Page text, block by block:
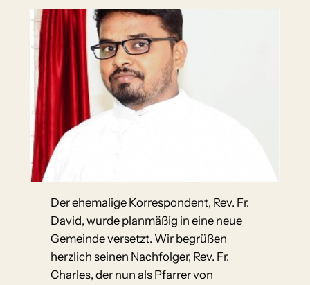
Der ehemalige Korrespondent, Rev. Fr.
David, wurde planmäßig in eine neue
Gemeinde versetzt. Wir begrüßen
herzlich seinen Nachfolger, Rev. Fr.
Charles, der nun als Pfarrer von